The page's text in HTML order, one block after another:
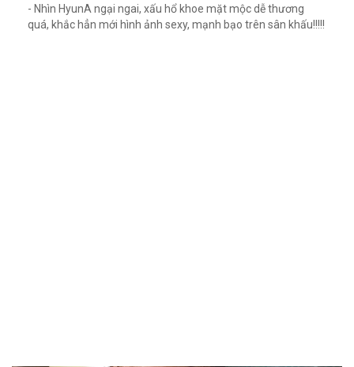
- Nhìn HyunA ngại ngai, xấu hổ khoe mặt mộc dễ thương
quá, khắc hẳn mới hình ảnh sexy, mạnh bạo trên sân khấu!!!!!